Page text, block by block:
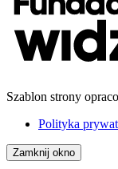
Szablon strony
Polityka
Zamknij okno